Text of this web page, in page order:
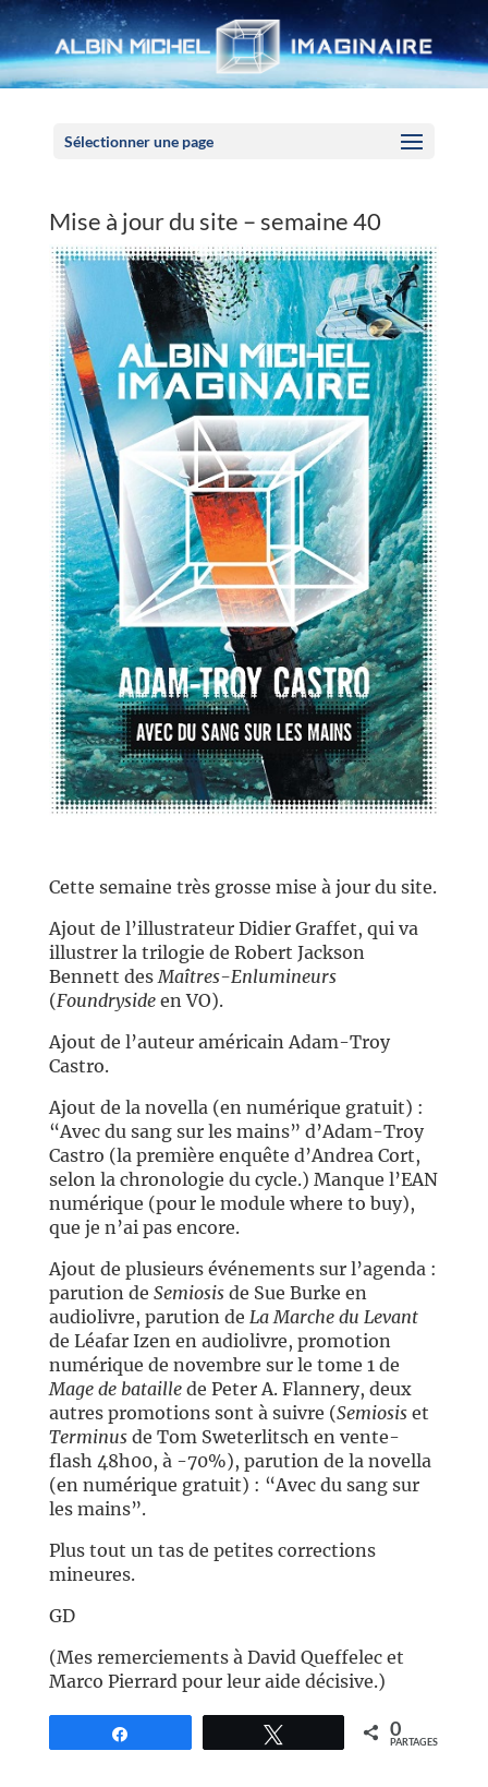
Sélectionner une page
Mise à jour du site – semaine 40
Cette semaine très grosse mise à jour du site.
Ajout de l’illustrateur Didier Graffet, qui va
illustrer la trilogie de Robert Jackson
Bennett desMaîtres-Enlumineurs
(Foundrysideen VO).
Ajout de l’auteur américain Adam-Troy
Castro.
Ajout de la novella (en numérique gratuit) :
“Avec du sang sur les mains” d’Adam-Troy
Castro (la première enquête d’Andrea Cort,
selon la chronologie du cycle.) Manque l’EAN
numérique (pour le module where to buy),
que je n’ai pas encore.
Ajout de plusieurs événements sur l’agenda :
parution de Semiosisde Sue Burke en
audiolivre, parution de La Marche du Levant
de Léafar Izen en audiolivre, promotion
numérique de novembre sur le tome 1 de
Mage de bataille de Peter A. Flannery, deux
autres promotions sont à suivre (Semiosiset
Terminusde Tom Sweterlitsch en vente-
flash 48h00, à -70%), parution de la novella
(en numérique gratuit) : “Avec du sang sur
les mains”.
Plus tout un tas de petites corrections
mineures.
GD
(Mes remerciements à David Queffelec et
Marco Pierrard pour leur aide décisive.)
0
PARTAGES
Panneau de gestion des cookies